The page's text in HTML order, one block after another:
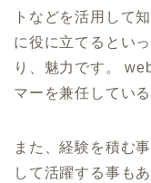
トなどを活用して
に役に立てるとい
り、魅力です。
マーを兼任してい
また、経験を積む
して活躍する事も